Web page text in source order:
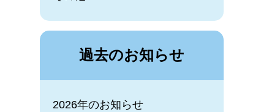
過去のお知らせ
2026年のお知らせ